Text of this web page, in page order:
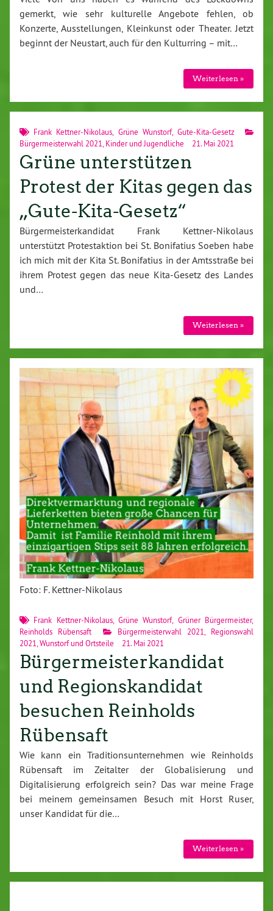
gemerkt, wie sehr kulturelle Angebote fehlen, ob
Konzerte, Ausstellungen, Kleinkunst oder Theater. Jetzt
beginnt der Neustart, auch für den Kulturring – mit…
Weiterlesen »
Frank Kettner-Nikolaus, Grüne Wunstorf, Gute-Kita-Gesetz
Bürgermeisterwahl 2021,Kinder und Jugendliche 21. Mai 2021
Grüne unterstützen
Protest der Kitas gegen das
„Gute-Kita-Gesetz“
Bürgermeisterkandidat Frank Kettner-Nikolaus
unterstützt Protestaktion bei St. Bonifatius Soeben habe
ich mich mit der Kita St. Bonifatius in der Amtsstraße bei
ihrem Protest gegen das neue Kita-Gesetz des Landes
und…
Weiterlesen »
Foto: F. Kettner-Nikolaus
Frank Kettner-Nikolaus,Grüne Wunstorf, Grüner Bürgermeister,
Reinholds Rübensaft
Bürgermeisterwahl 2021
Regionswahl
2021 Wunstorf und Ortsteile 21. Mai 2021
Bürgermeisterkandidat
und Regionskandidat
besuchen Reinholds
Rübensaft
Wie kann ein Traditionsunternehmen wie Reinholds
Rübensaft im Zeitalter der Globalisierung und
Digitalisierung erfolgreich sein? Das war meine Frage
bei meinem gemeinsamen Besuch mit Horst Ruser,
unser Kandidat für die…
Weiterlesen »